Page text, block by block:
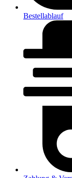
Bestellablauf